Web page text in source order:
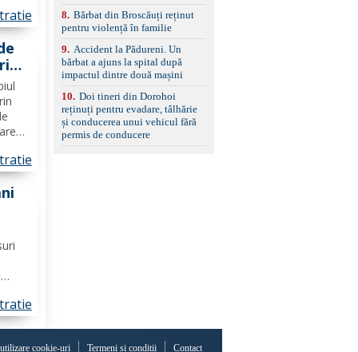
și
nu
8. Bărbat din Broscăuți reținut
pentru violență în familie
9. Accident la Pădureni. Un
bărbat a ajuns la spital după
impactul dintre două mașini
10. Doi tineri din Dorohoi
reținuți pentru evadare, tâlhărie
și conducerea unui vehicul fără
permis de conducere
cookie-uri Termeni și condiții Contact